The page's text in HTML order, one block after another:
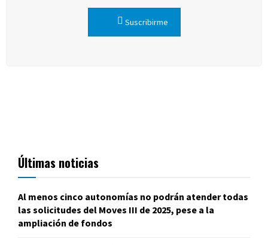
Suscribirme
Últimas noticias
Al menos cinco autonomías no podrán atender todas
las solicitudes del Moves III de 2025, pese a la
ampliación de fondos